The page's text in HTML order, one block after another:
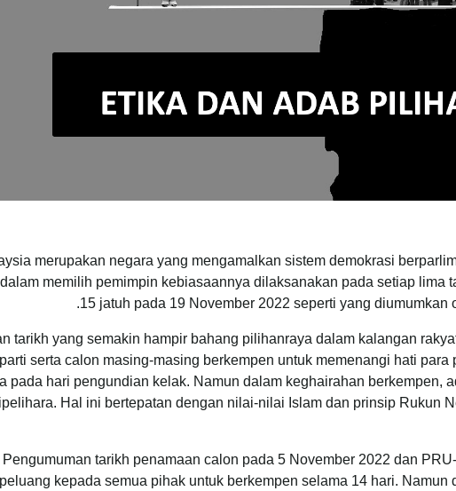
merupakan negara yang mengamalkan sistem demokrasi
memilih pemimpin kebiasaannya dilaksanakan pada setiap lima
15 jatuh pada 19 November 2022 seperti yang
tarikh yang semakin hampir bahang pilihanraya dalam kalangan
parti serta calon masing-masing berkempen untuk memenangi hati
pada hari pengundian kelak. Namun dalam keghairahan berkempen,
Hal ini bertepatan dengan nilai-nilai Islam dan prinsip Rukun
Pengumuman tarikh penamaan calon pada 5 November 2022 dan
peluang kepada semua pihak untuk berkempen selama 14 hari. Namun